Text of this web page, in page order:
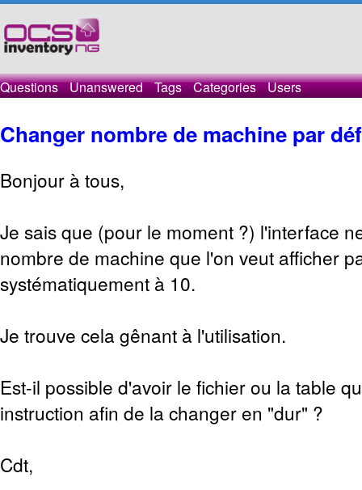
Questions Unanswered Tags Categories Users
Changer nombre de machine par
Bonjour à tous,
Je sais que (pour le moment ?) l'interface
nombre de machine que l'on veut afficher
systématiquement à 10.
Je trouve cela gênant à l'utilisation.
Est-il possible d'avoir le fichier ou la table
instruction afin de la changer en "dur" ?
Cdt,